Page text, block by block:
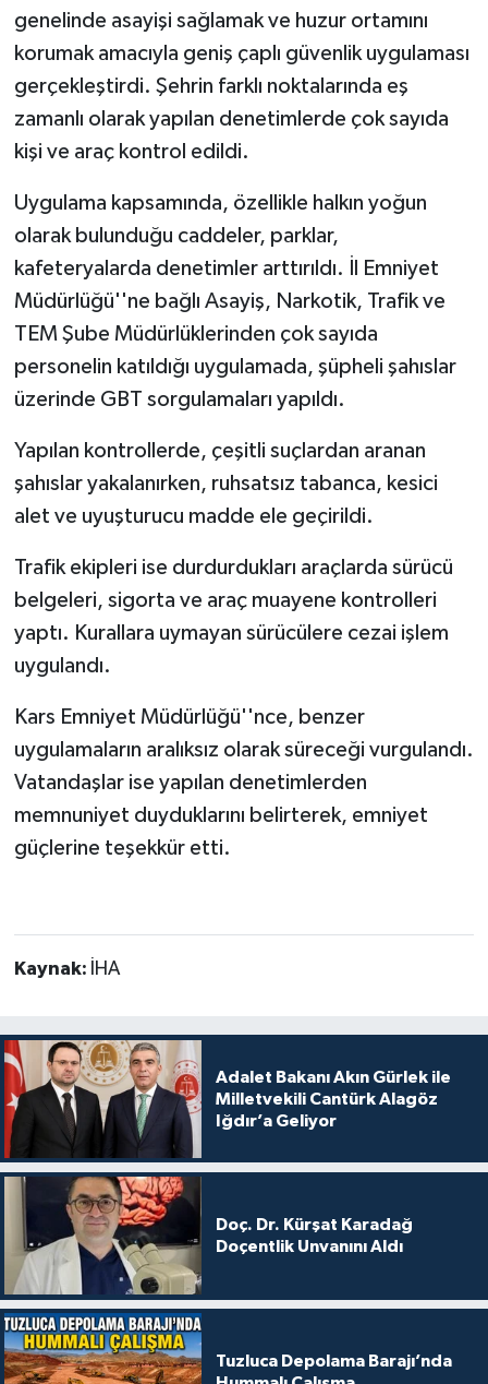
genelinde asayişi sağlamak ve huzur ortamını
korumak amacıyla geniş çaplı güvenlik uygulaması
gerçekleştirdi. Şehrin farklı noktalarında eş
zamanlı olarak yapılan denetimlerde çok sayıda
kişi ve araç kontrol edildi.
Uygulama kapsamında, özellikle halkın yoğun
olarak bulunduğu caddeler, parklar,
kafeteryalarda denetimler arttırıldı. İl Emniyet
Müdürlüğü''ne bağlı Asayiş, Narkotik, Trafik ve
TEM Şube Müdürlüklerinden çok sayıda
personelin katıldığı uygulamada, şüpheli şahıslar
üzerinde GBT sorgulamaları yapıldı.
Yapılan kontrollerde, çeşitli suçlardan aranan
şahıslar yakalanırken, ruhsatsız tabanca, kesici
alet ve uyuşturucu madde ele geçirildi.
Trafik ekipleri ise durdurdukları araçlarda sürücü
belgeleri, sigorta ve araç muayene kontrolleri
yaptı. Kurallara uymayan sürücülere cezai işlem
uygulandı.
Kars Emniyet Müdürlüğü''nce, benzer
uygulamaların aralıksız olarak süreceği vurgulandı.
Vatandaşlar ise yapılan denetimlerden
memnuniyet duyduklarını belirterek, emniyet
güçlerine teşekkür etti.
Kaynak: İHA
Adalet Bakanı Akın Gürlek ile
Milletvekili Cantürk Alagöz
Iğdır’a Geliyor
Doç. Dr. Kürşat Karadağ
Doçentlik Unvanını Aldı
Tuzluca Depolama Barajı’nda